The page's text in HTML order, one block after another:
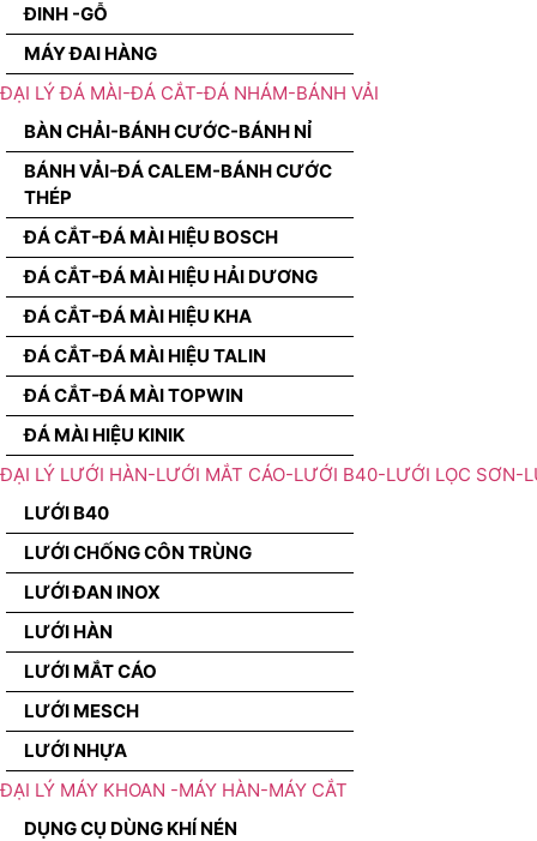
ĐINH -GỖ
MÁY ĐAI HÀNG
ĐẠI LÝ ĐÁ MÀI-ĐÁ CẮT-ĐÁ NHÁM-BÁNH VẢI
BÀN CHẢI-BÁNH CƯỚC-BÁNH NỈ
BÁNH VẢI-ĐÁ CALEM-BÁNH CƯỚC
THÉP
ĐÁ CẮT-ĐÁ MÀI HIỆU BOSCH
ĐÁ CẮT-ĐÁ MÀI HIỆU HẢI DƯƠNG
ĐÁ CẮT-ĐÁ MÀI HIỆU KHA
ĐÁ CẮT-ĐÁ MÀI HIỆU TALIN
ĐÁ CẮT-ĐÁ MÀI TOPWIN
ĐÁ MÀI HIỆU KINIK
ĐẠI LÝ LƯỚI HÀN-LƯỚI MẮT CÁO-LƯỚI B40-LƯỚI LỌC SƠN-
LƯỚI B40
LƯỚI CHỐNG CÔN TRÙNG
LƯỚI ĐAN INOX
LƯỚI HÀN
LƯỚI MẮT CÁO
LƯỚI MESCH
LƯỚI NHỰA
ĐẠI LÝ MÁY KHOAN -MÁY HÀN-MÁY CẮT
DỤNG CỤ DÙNG KHÍ NÉN